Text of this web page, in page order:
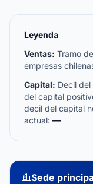
Leyenda
Ventas: Tramo
empresas
Capital: Decil
del capital
decil del capital
actual: —
Sede